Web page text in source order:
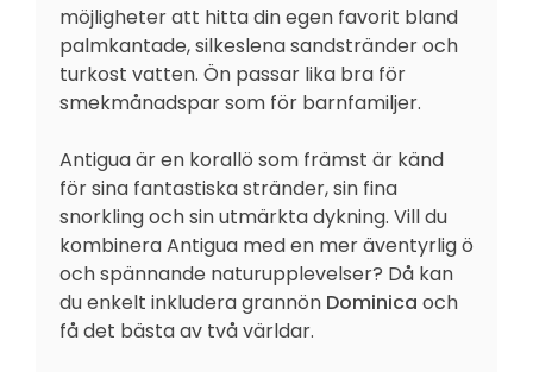
möjligheter att hitta din egen favorit bland
palmkantade, silkeslena sandstränder och
turkost vatten. Ön passar lika bra för
smekmånadspar som för barnfamiljer.
Antigua är en korallö som främst är känd
för sina fantastiska stränder, sin fina
snorkling och sin utmärkta dykning. Vill du
kombinera Antigua med en mer äventyrlig ö
och spännande naturupplevelser? Då kan
du enkelt inkludera grannön Dominica och
få det bästa av två världar.